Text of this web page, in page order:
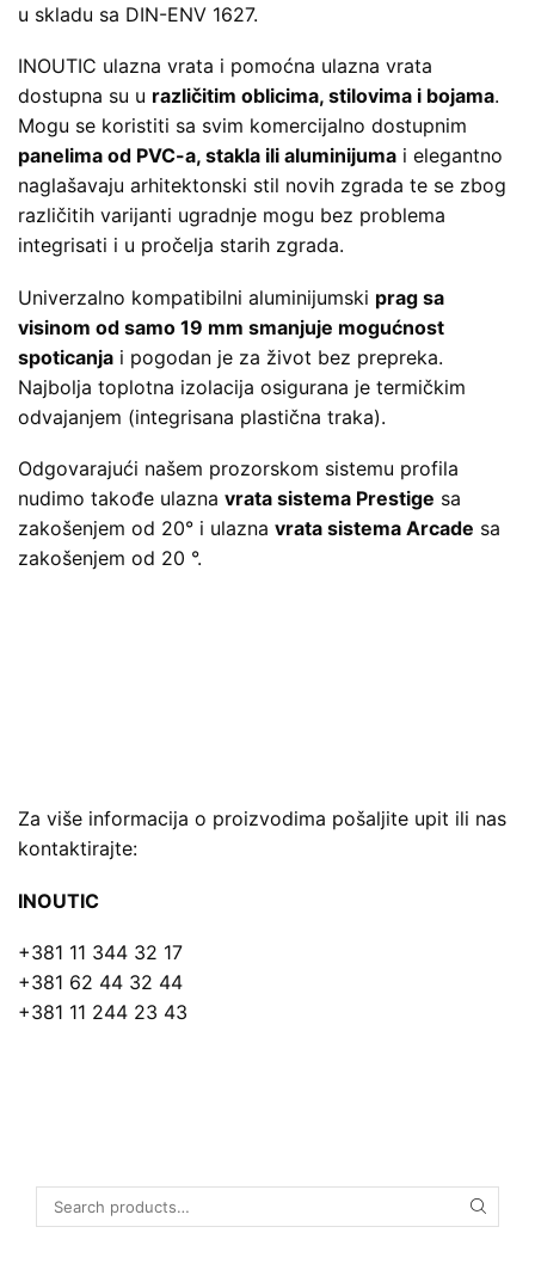
u skladu sa DIN-ENV 1627.
INOUTIC ulazna vrata i pomoćna ulazna vrata
dostupna su u različitim oblicima, stilovima i bojama.
Mogu se koristiti sa svim komercijalno dostupnim
panelima od PVC-a, stakla ili aluminijuma i elegantno
naglašavaju arhitektonski stil novih zgrada te se zbog
različitih varijanti ugradnje mogu bez problema
integrisati i u pročelja starih zgrada.
Univerzalno kompatibilni aluminijumski prag sa
visinom od samo 19 mm smanjuje mogućnost
spoticanja i pogodan je za život bez prepreka.
Najbolja toplotna izolacija osigurana je termičkim
odvajanjem (integrisana plastična traka).
Odgovarajući našem prozorskom sistemu profila
nudimo takođe ulazna vrata sistema Prestige sa
zakošenjem od 20° i ulazna vrata sistema Arcade sa
zakošenjem od 20 °.
Za više informacija o proizvodima pošaljite upit ili nas
kontaktirajte:
INOUTIC
+381 11 344 32 17
+381 62 44 32 44
+381 11 244 23 43